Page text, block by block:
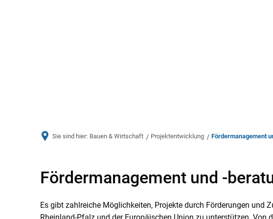
Sie sind hier: Bauen & Wirtschaft Projektentwicklung Fördermanagement
Fördermanagement
Fördermanagement und -
Es gibt zahlreiche Möglichkeiten, Projekte durch Förderungen und